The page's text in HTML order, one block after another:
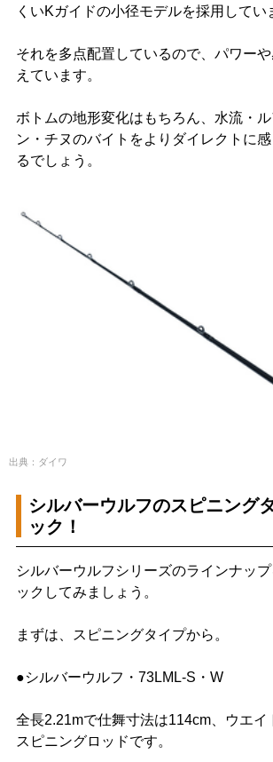
くいKガイドの小径モデルを採用してい
それを多点配置しているので、パワー
えています。
ボトムの地形変化はもちろん、水流・
ン・チヌのバイトをよりダイレクトに
るでしょう。
出典：ダイワ
シルバーウルフのスピニング
ック！
シルバーウルフシリーズのラインナッ
ックしてみましょう。
まずは、スピニングタイプから。
●シルバーウルフ・73LML-S・W
全長2.21mで仕舞寸法は114cm、ウエイ
スピニングロッドです。